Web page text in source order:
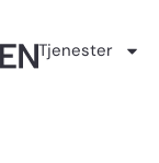
Tjenester